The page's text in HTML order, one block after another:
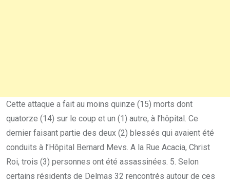
Cette attaque a fait au moins quinze (15) morts dont
quatorze (14) sur le coup et un (1) autre, à l’hôpital. Ce
dernier faisant partie des deux (2) blessés qui avaient été
conduits à l’Hôpital Bernard Mevs. A la Rue Acacia, Christ
Roi, trois (3) personnes ont été assassinées. 5. Selon
certains résidents de Delmas 32 rencontrés autour de ces